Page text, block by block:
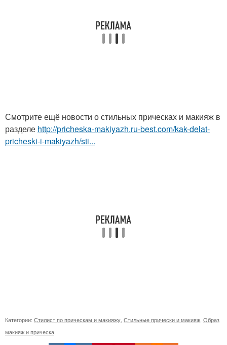
Смотрите ещё новости о стильных прическах и макияж в
разделе http://pricheska-makiyazh.ru-best.com/kak-delat-
pricheski-i-makiyazh/sti...
Категории: Стилист по прическам и макияжу Стильные прически и макияж Образ
макияж и прическа